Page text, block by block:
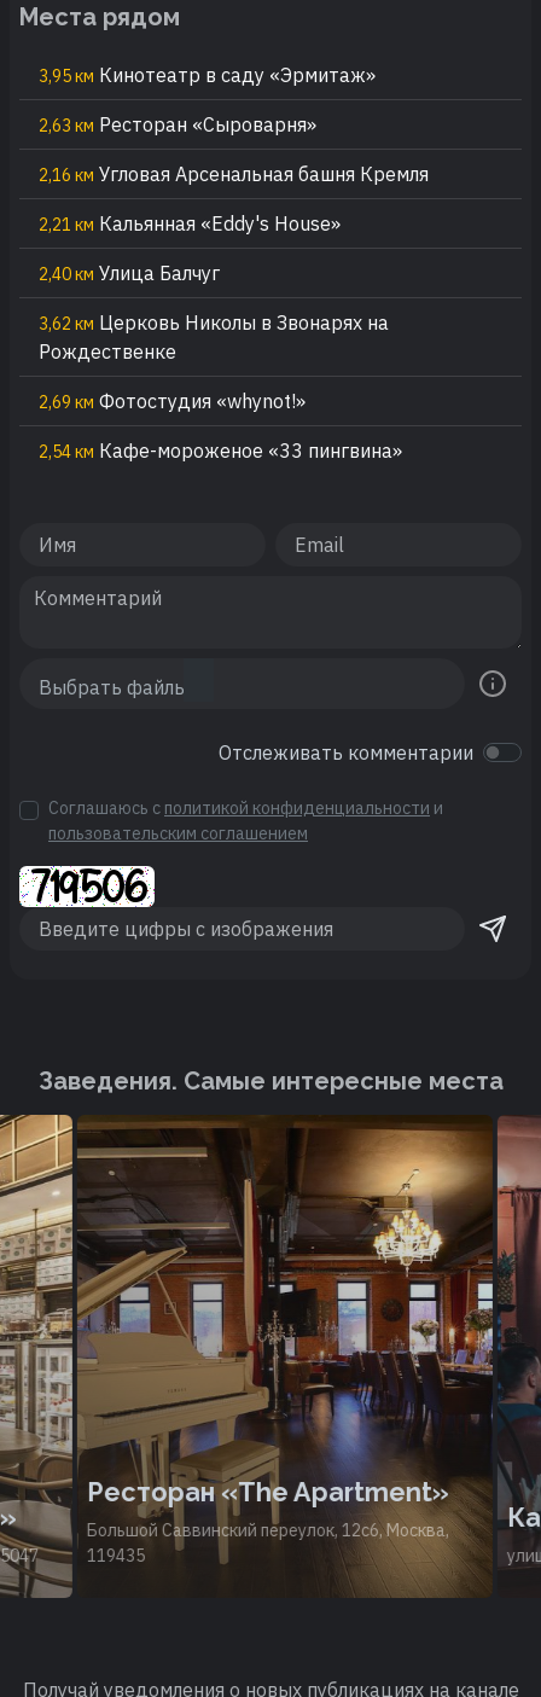
Места рядом
3,95 км Кинотеатр в саду «Эрмитаж»
2,63 км Ресторан «Сыроварня»
2,16 км Угловая Арсенальная башня Кремля
2,21 км Кальянная «Eddy's House»
2,40 км Улица Балчуг
3,62 км Церковь Николы в Звонарях на
Рождественке
2,69 км Фотостудия «whynot!»
2,54 км Кафе-мороженое «33 пингвина»
Отслеживать комментарии
Соглашаюсь с политикой конфиденциальности и
пользовательским соглашением
Заведения. Cамые интересные места
Ресторан «The Apartment»
Большой Саввинский переулок, 12с6, Москва,
119435
Получай уведомления о новых публикациях на канале